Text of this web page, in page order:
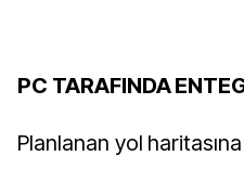
PC TARAFINDA
Planlanan yol